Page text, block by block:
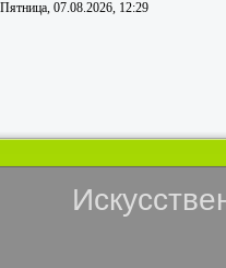
Пятница, 07.08.2026, 12:29